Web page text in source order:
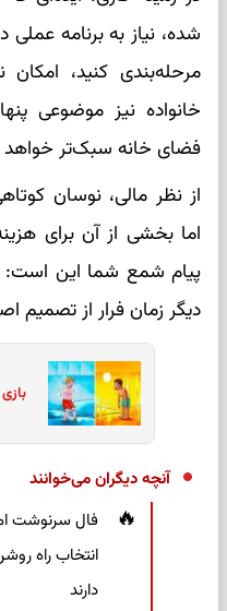
شده، نیاز به برنامه عملی
مرحله‌بندی کنید،
خانواده نیز موضوعی
فضای خانه سبک‌تر
از نظر مالی، نوسان
اما بخشی از آن برای
پیام شمع شما این
دیگر زمان فرار از تصمیم
آنچه دیگران می‌خوانند
انتخاب راه
دارند